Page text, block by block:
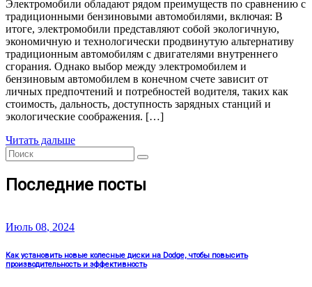
Электромобили обладают рядом преимуществ по сравнению с
традиционными бензиновыми автомобилями, включая: В
итоге, электромобили представляют собой экологичную,
экономичную и технологически продвинутую альтернативу
традиционным автомобилям с двигателями внутреннего
сгорания. Однако выбор между электромобилем и
бензиновым автомобилем в конечном счете зависит от
личных предпочтений и потребностей водителя, таких как
стоимость, дальность, доступность зарядных станций и
экологические соображения. […]
Читать дальше
Search
for:
Search
Последние посты
Июль 08, 2024
Как установить новые колесные диски на Dodge, чтобы повысить
производительность и эффективность